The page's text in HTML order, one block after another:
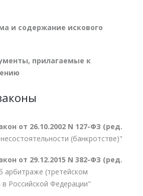
и содержание искового
прилагаемые к
от 26.10.2002 N 127-ФЗ (ред.
(банкротстве)"
от 29.12.2015 N 382-ФЗ (ред.
арбитраже (третейском
в Российской Федерации"